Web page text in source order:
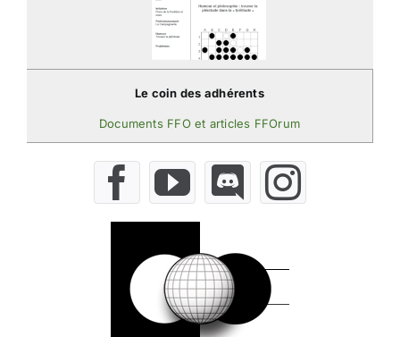
Le coin des adhérents
Documents FFO et articles FFOrum